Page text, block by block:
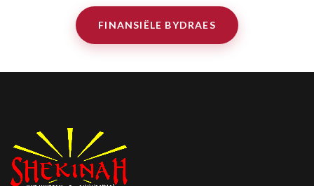
FINANSIËLE BYDRAES